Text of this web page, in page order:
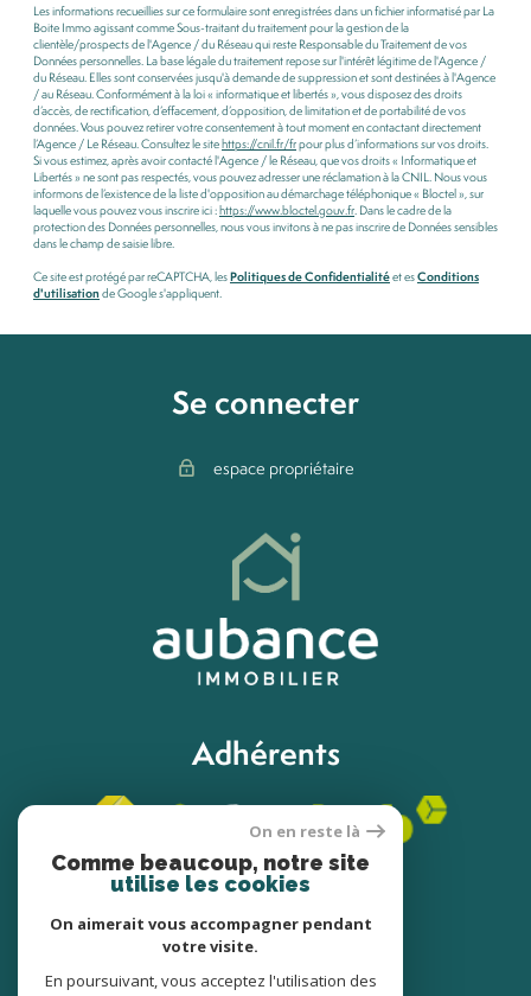
Les informations recueillies sur ce formulaire sont enregistrées dans un fichier informatisé par La
Boite Immo agissant comme Sous-traitant du traitement pour la gestion de la
clientèle/prospects de l'Agence / du Réseau qui reste Responsable du Traitement de vos
Données personnelles. La base légale du traitement repose sur l'intérêt légitime de l'Agence /
du Réseau. Elles sont conservées jusqu'à demande de suppression et sont destinées à l'Agence
/ au Réseau. Conformément à la loi « informatique et libertés », vous disposez des droits
d’accès, de rectification, d’effacement, d’opposition, de limitation et de portabilité de vos
données. Vous pouvez retirer votre consentement à tout moment en contactant directement
l’Agence / Le Réseau. Consultez le sitehttps://cnil.fr/frpour plus d’informations sur vos droits.
Si vous estimez, après avoir contacté l'Agence / le Réseau, que vos droits « Informatique et
Libertés » ne sont pas respectés, vous pouvez adresser une réclamation à la CNIL. Nous vous
informons de l’existence de la liste d'opposition au démarchage téléphonique « Bloctel », sur
laquelle vous pouvez vous inscrire ici :https://www.bloctel.gouv.fr . Dans le cadre de la
protection des Données personnelles, nous vous invitons à ne pas inscrire de Données sensibles
dans le champ de saisie libre.
Ce site est protégé par reCAPTCHA, lesPolitiques de Confidentialitéet esConditions
d'utilisationde Google s'appliquent.
Se connecter
espace propriétaire
Adhérents
© 2022 Tous droits réservés
On en reste là
Comme beaucoup, notre site
utilise les cookies
On aimerait vous accompagner pendant
votre visite.
En poursuivant, vous acceptez l'utilisation des